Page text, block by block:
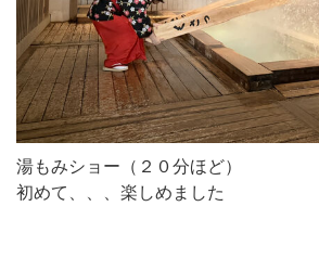
湯もみショー（２０分ほど）
初めて、、、楽しめました